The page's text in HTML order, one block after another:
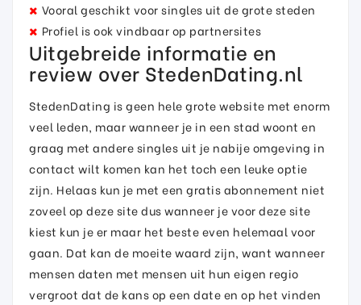
Vooral geschikt voor singles uit de grote steden
Profiel is ook vindbaar op partnersites
Uitgebreide informatie en
review over StedenDating.nl
StedenDating is geen hele grote website met enorm
veel leden, maar wanneer je in een stad woont en
graag met andere singles uit je nabije omgeving in
contact wilt komen kan het toch een leuke optie
zijn. Helaas kun je met een gratis abonnement niet
zoveel op deze site dus wanneer je voor deze site
kiest kun je er maar het beste even helemaal voor
gaan. Dat kan de moeite waard zijn, want wanneer
mensen daten met mensen uit hun eigen regio
vergroot dat de kans op een date en op het vinden